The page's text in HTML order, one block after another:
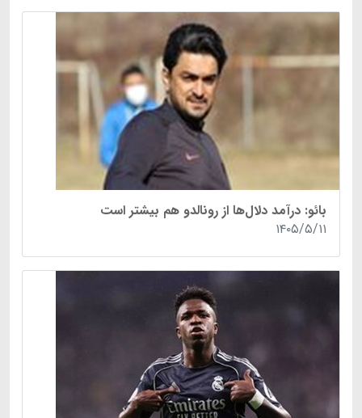
بائو: درآمد دلال‌ها از رونالدو هم بیشتر است
۱۴۰۵/۵/۱۱